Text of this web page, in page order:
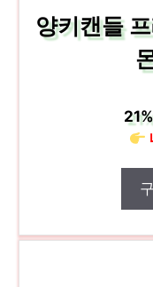
양키캔들
21%